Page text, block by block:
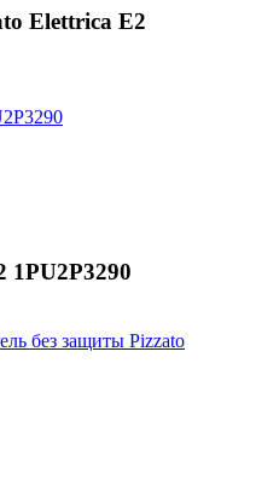
Elettrica E2
1PU2P3290